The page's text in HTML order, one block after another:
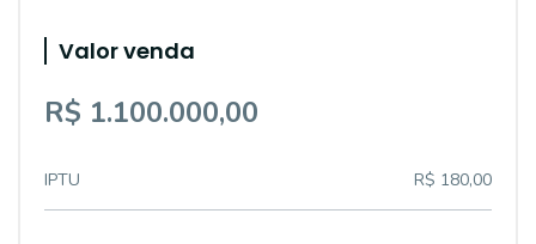
Valor venda
R$ 1.100.000,00
IPTU R$ 180,00